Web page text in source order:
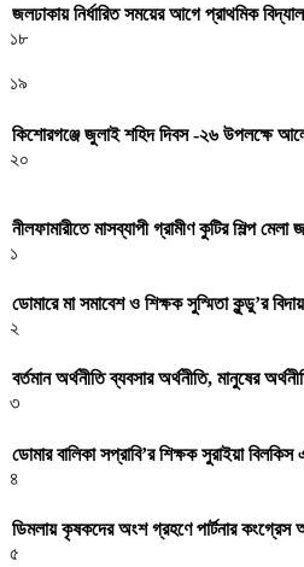
জলঢাকায় নির্ধারিত সময়ের আগে প্রাথমিক
১৮
১৯
কিশোরগঞ্জে জুলাই শহিদ দিবস -২৬ উপলক্ষে
২০
নীলফামারীতে মাসব্যাপী গ্রামীণ কুটির শিল্প মেলা
১
ডোমারে মা সমাবেশ ও শিক্ষক সুস্মিতা কুন্ডু’র বিদায়
২
বর্তমান অর্থনীতি ব্যবসার অর্থনীতি, মানুষের
৩
ডোমার বালিকা সপ্রাবি’র শিক্ষক সুরাইয়া
৪
ডিমলায় কৃষকদের অংশ গ্রহণে পার্টনার কংগ্রেস
৫